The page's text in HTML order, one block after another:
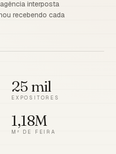
interposta
recebendo cada
25 mil
EXPOSITORES
1,18M
M² DE FEIRA